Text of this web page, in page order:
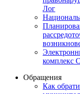
Лог
комплекс
Обращения
Как